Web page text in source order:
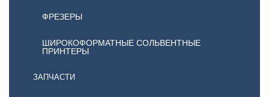
ФРЕЗЕРЫ
ШИРОКОФОРМАТНЫЕ СОЛЬВЕНТНЫЕ
ПРИНТЕРЫ
ЗАПЧАСТИ